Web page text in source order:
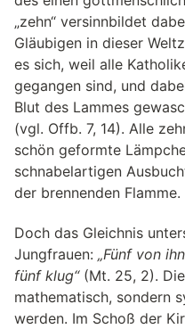
„zehn“ versinnbildet
Gläubigen in dieser
es sich, weil alle
gegangen sind, und
Blut des Lammes
(vgl. Offb. 7, 14). Alle
schön geformte
schnabelartigen
der brennenden Flamme.
Doch das Gleichnis
Jungfrauen: „Fünf von
fünf klug“(Mt. 25, 2).
mathematisch, sondern
werden. Im Schoß der